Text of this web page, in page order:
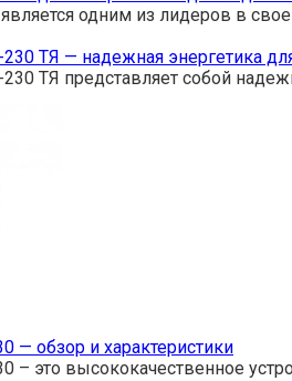
одним из лидеров в
ТЯ — надежная энергетика
ТЯ представляет собой
— обзор и характеристики
– это высококачественное